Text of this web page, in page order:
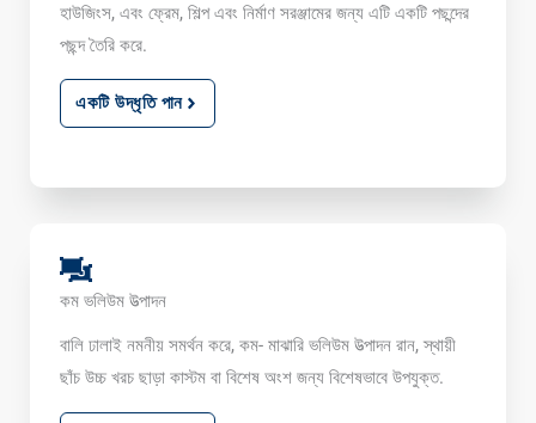
হাউজিংস, এবং ফ্রেম, শিল্প এবং নির্মাণ সরঞ্জামের জন্য এটি একটি পছন্দের
পছন্দ তৈরি করে.
একটি উদ্ধৃতি পান
কম ভলিউম উত্পাদন
বালি ঢালাই নমনীয় সমর্থন করে, কম- মাঝারি ভলিউম উত্পাদন রান, স্থায়ী
ছাঁচ উচ্চ খরচ ছাড়া কাস্টম বা বিশেষ অংশ জন্য বিশেষভাবে উপযুক্ত.